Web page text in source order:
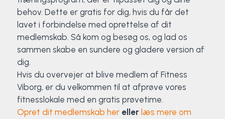
behov. Dette er gratis for dig, hvis du får det
lavet i forbindelse med oprettelse af dit
medlemskab. Så kom og besøg os, og lad os
sammen skabe en sundere og gladere version af
dig.
Hvis du overvejer at blive medlem af Fitness
Viborg, er du velkommen til at afprøve vores
fitnesslokale med en gratis prøvetime.
Opret dit medlemskab hereller læs mere om